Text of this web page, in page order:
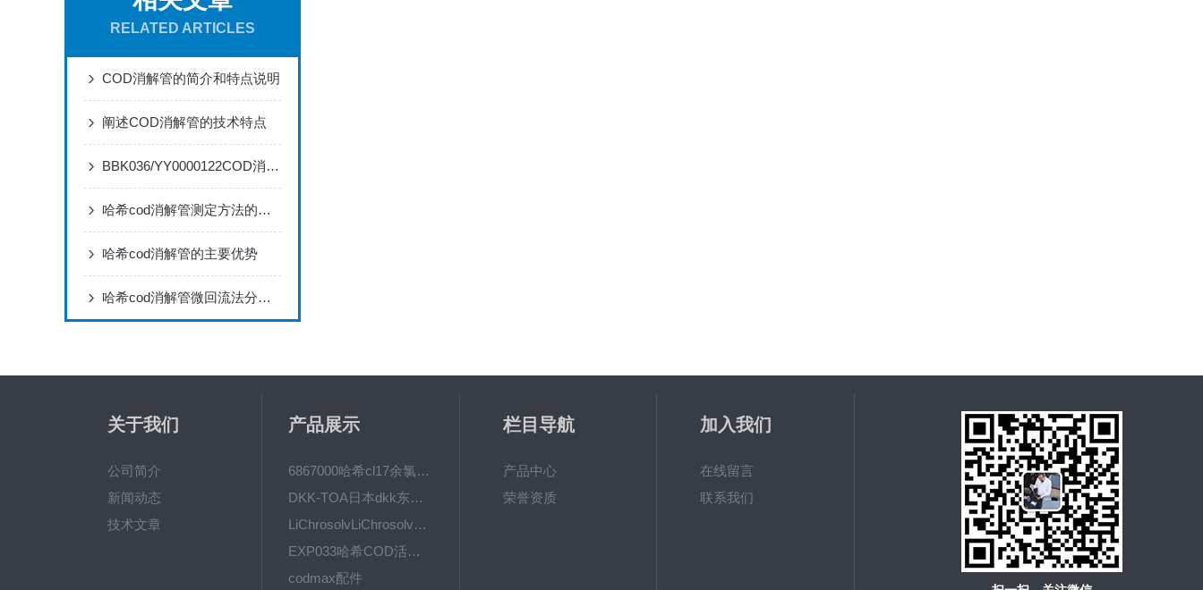
RELATED ARTICLES
COD消解管的简介和特点说明
阐述COD消解管的技术特点
BBK036/YY0000122COD消解管的主要优势
哈希cod消解管测定方法的三个步骤
哈希cod消解管的主要优势
哈希cod消解管微回流法分析步骤
关于我们
公司简介
新闻动态
技术文章
产品展示
6867000哈希cl17余氯分析仪色度计模块、哈希cl17比色池现货
DKK-TOA日本dkk东亚电波水质仪器电极耗材
LiChrosolvLiChrosolv®HPLC色谱纯溶剂
EXP033哈希COD活塞泵价格 EXP033
codmax配件
栏目导航
产品中心
荣誉资质
加入我们
在线留言
联系我们